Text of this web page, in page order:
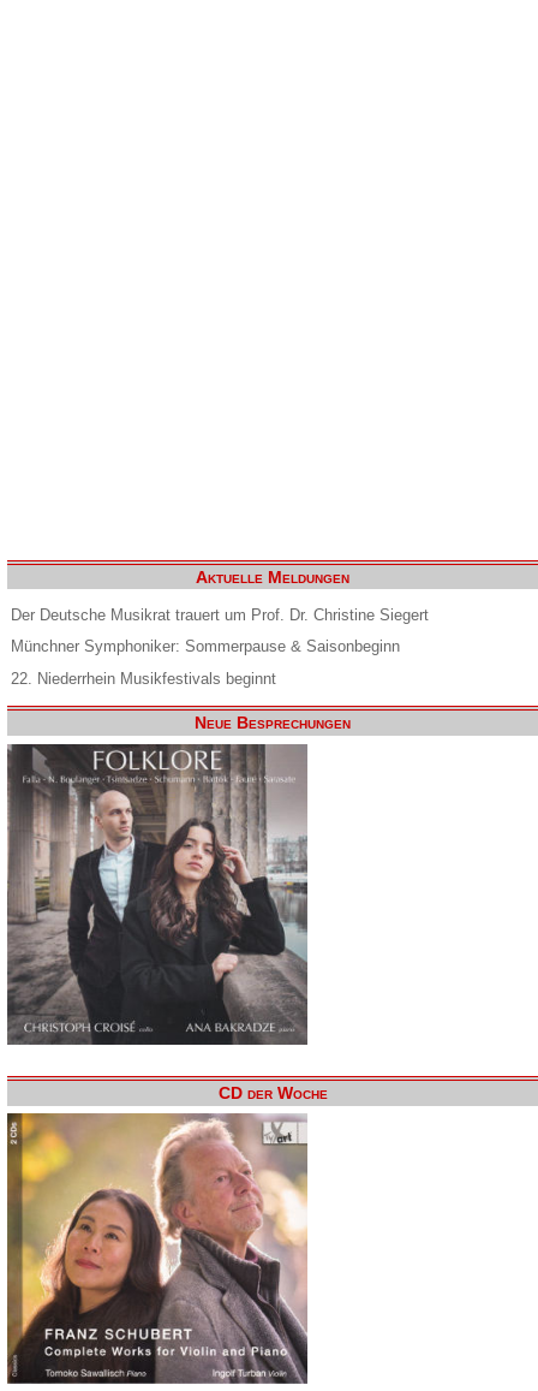
Aktuelle Meldungen
Der Deutsche Musikrat trauert um Prof. Dr. Christine Siegert
Münchner Symphoniker: Sommerpause & Saisonbeginn
22. Niederrhein Musikfestivals beginnt
Neue Besprechungen
CD der Woche